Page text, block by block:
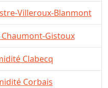
Villeroux-Blanmont
Gistoux
Clabecq
Corbais